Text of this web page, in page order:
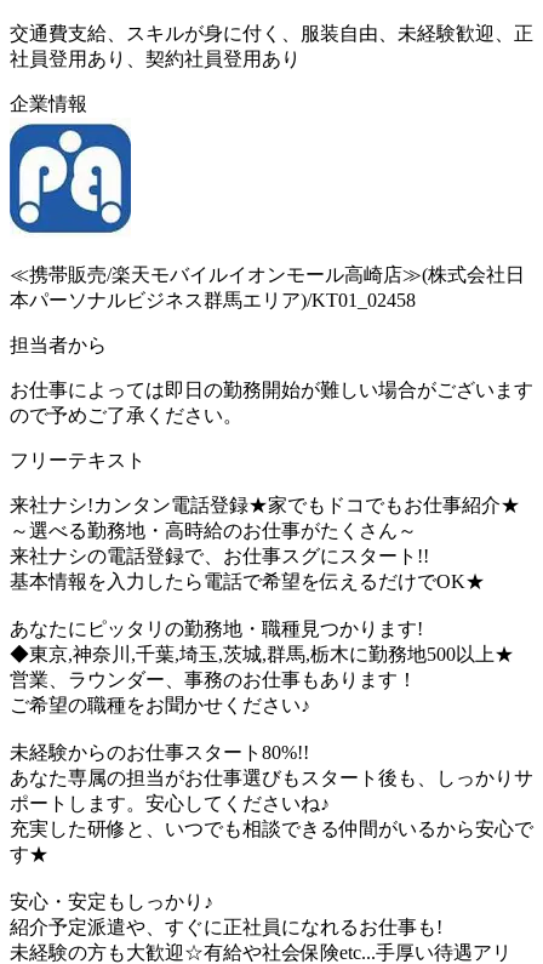
交通費支給、スキルが身に付く、服装自由、未経験歓迎、正
社員登用あり、契約社員登用あり
企業情報
≪携帯販売/楽天モバイルイオンモール高崎店≫(株式会社日
本パーソナルビジネス群馬エリア)/KT01_02458
担当者から
お仕事によっては即日の勤務開始が難しい場合がございます
ので予めご了承ください。
フリーテキスト
来社ナシ!カンタン電話登録★家でもドコでもお仕事紹介★
～選べる勤務地・高時給のお仕事がたくさん～
来社ナシの電話登録で、お仕事スグにスタート!!
基本情報を入力したら電話で希望を伝えるだけでOK★
あなたにピッタリの勤務地・職種見つかります!
◆東京,神奈川,千葉,埼玉,茨城,群馬,栃木に勤務地500以上★
営業、ラウンダー、事務のお仕事もあります！
ご希望の職種をお聞かせください♪
未経験からのお仕事スタート80%!!
あなた専属の担当がお仕事選びもスタート後も、しっかりサ
ポートします。安心してくださいね♪
充実した研修と、いつでも相談できる仲間がいるから安心で
す★
安心・安定もしっかり♪
紹介予定派遣や、すぐに正社員になれるお仕事も!
未経験の方も大歓迎☆有給や社会保険etc...手厚い待遇アリ